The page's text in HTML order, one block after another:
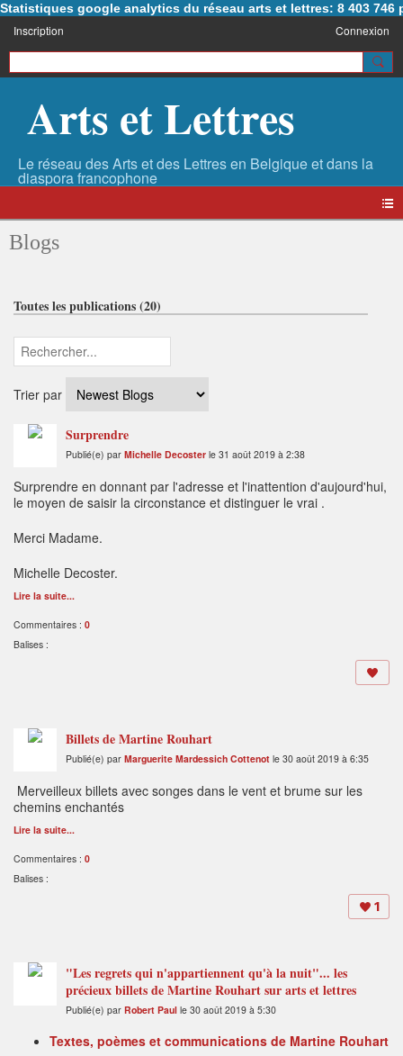
Statistiques google analytics du réseau arts et lettres: 8 403 746
Inscription Connexion
Arts et Lettres
Blogs
Toutes les publications (20)
Trier par
Surprendre
Publié(e) par Michelle Decoster le 31 août 2019 à 2:38
Surprendre en donnant par l'adresse et l'inattention d'aujourd'hui,
le moyen de saisir la circonstance et distinguer le vrai .
Merci Madame.
Michelle Decoster.
Lire la suite...
Commentaires : 0
Balises :
Billets de Martine Rouhart
Publié(e) par Marguerite Mardessich Cottenot le 30 août 2019 à 6:35
Merveilleux billets avec songes dans le vent et brume sur les
chemins enchantés
Lire la suite...
Commentaires : 0
Balises :
1
"Les regrets qui n'appartiennent qu'à la nuit"... les
précieux billets de Martine Rouhart sur arts et lettres
Publié(e) par Robert Paul le 30 août 2019 à 5:30
Textes, poèmes et communications de Martine Rouhart